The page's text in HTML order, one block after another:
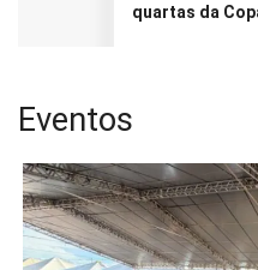
quartas da
Eventos